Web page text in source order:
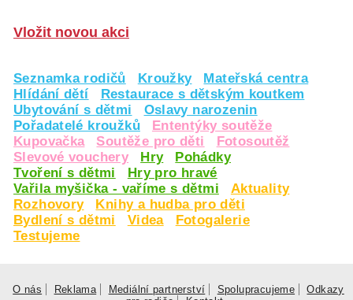
Vložit novou akci
Seznamka rodičů Kroužky
Mateřská centra
Hlídání dětí
Restaurace s dětským koutkem
Ubytování s dětmi
Oslavy narozenin
Pořadatelé kroužků
Ententýky soutěže
Kupovačka
Soutěže pro děti
Fotosoutěž
Slevové vouchery
Hry
Pohádky
Tvoření s dětmi
Hry pro hravé
Vařila myšička - vaříme s dětmi
Aktuality
Rozhovory
Knihy a hudba pro děti
Bydlení s dětmi
Videa
Fotogalerie
Testujeme
O nás Reklama Mediální partnerství Spolupracujeme
Odkazy